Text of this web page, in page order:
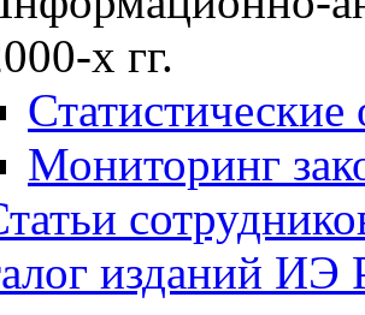
х гг.
Мониторинг
изданий ИЭ